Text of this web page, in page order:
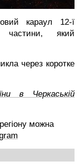
караул 12-ї
частини, який
через коротке
в Черкаській
можна